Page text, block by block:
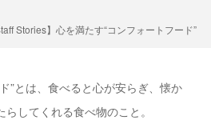
Stories】心を満たす“コンフォートフード”
”とは、食べると心が安らぎ、懐か
してくれる食べ物のこと。